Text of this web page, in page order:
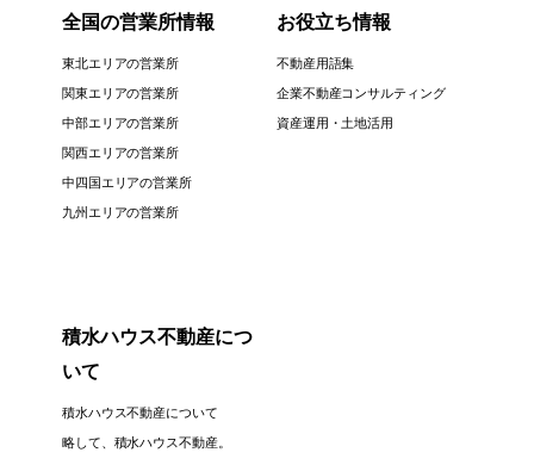
全国の営業所情報
東北エリアの営業所
関東エリアの営業所
中部エリアの営業所
関西エリアの営業所
中四国エリアの営業所
九州エリアの営業所
お役立ち情報
不動産用語集
企業不動産コンサルティング
資産運用・土地活用
積水ハウス不動産につ
いて
積水ハウス不動産について
略して、積水ハウス不動産。